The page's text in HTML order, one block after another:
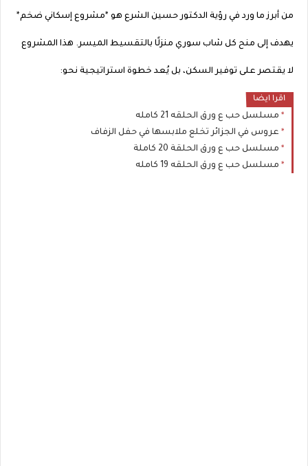
من أبرز ما ورد في رؤية الدكتور حسين الشرع هو *مشروع إسكاني ضخم*
يهدف إلى منح كل شاب سوري منزلًا بالتقسيط الميسر. هذا المشروع
لا يقتصر على توفير السكن، بل يُعد خطوة استراتيجية نحو:
اقرا ايضا
مسلسل حب ع ورق الحلقه 21 كامله
عروس في الجزائر تخلع ملابسها في حفل الزفاف
مسلسل حب ع ورق الحلقة 20 كاملة
مسلسل حب ع ورق الحلقه 19 كامله